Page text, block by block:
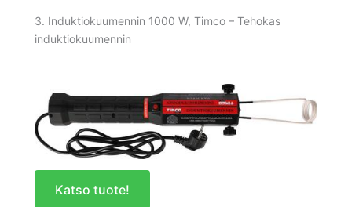
3. Induktiokuumennin 1000 W, Timco – Tehokas
induktiokuumennin
Katso tuote!